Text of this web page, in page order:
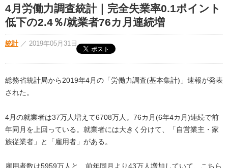
4月労働力調査統計｜完全失業率0.1ポイント
低下の2.4％/就業者76カ月連続増
統計 ／ 2019年05月31日
総務省統計局から2019年4月の「労働力調査(基本集計)」速報が発表
された。
4月の就業者は37万人増えて6708万人。76カ月(6年4カ月)連続で前
年同月を上回っている。就業者には大きく分けて、「自営業主・家
族従業者」と「雇用者」がある。
雇用者数は5959万人と、前年同月より43万人増加していて、こちら